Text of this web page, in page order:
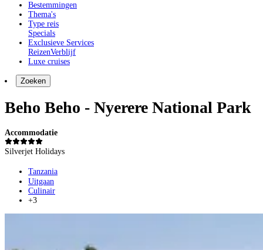
Bestemmingen
Thema's
Type reis
Specials
Exclusieve Services
ReizenVerblijf
Luxe cruises
Zoeken
Beho Beho - Nyerere National Park
Accommodatie
Silverjet Holidays
Tanzania
Uitgaan
Culinair
+3